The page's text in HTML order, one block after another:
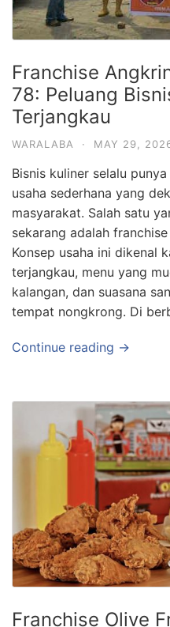
Franchise
78: Peluang
Terjangkau
WARALABA · MAY 29,
Bisnis kuliner selalu
usaha sederhana yang
masyarakat. Salah satu
sekarang adalah
Konsep usaha ini dikenal
terjangkau, menu yang
kalangan, dan suasana
tempat nongkrong. Di
Continue reading →
Franchise Olive